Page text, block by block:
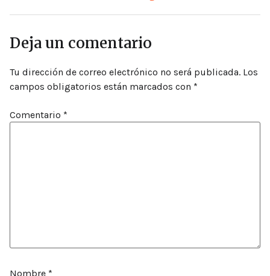
Deja un comentario
Tu dirección de correo electrónico no será publicada. Los
campos obligatorios están marcados con *
Comentario *
Nombre *